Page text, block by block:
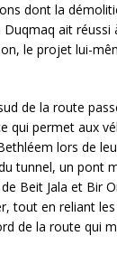
dont la
Duqmaq ait réussi
le projet lui-
de la route
qui permet aux
lors de
tunnel, un pont
Beit Jala et Bir
tout en reliant
de la route qui